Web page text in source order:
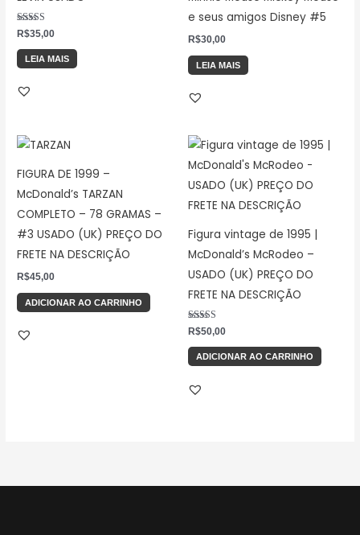
Avaliação
5.00
de 5
R$35,00
LEIA MAIS
e seus amigos Disney #5
R$30,00
LEIA MAIS
FIGURA DE 1999 –
McDonald’s TARZAN
COMPLETO – 78 GRAMAS –
#3 USADO (UK) PREÇO DO
FRETE NA DESCRIÇÃO
R$45,00
ADICIONAR AO CARRINHO
Figura vintage de 1995 |
McDonald’s McRodeo –
USADO (UK) PREÇO DO
FRETE NA DESCRIÇÃO
Avaliação
5.00
de 5
R$50,00
ADICIONAR AO CARRINHO